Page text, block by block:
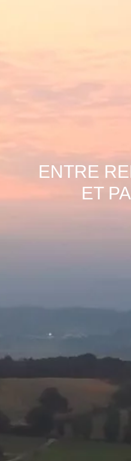
ENTRE
ET